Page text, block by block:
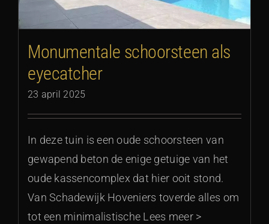
Monumentale schoorsteen als
eyecatcher
23 april 2025
In deze tuin is een oude schoorsteen van
gewapend beton de enige getuige van het
oude kassencomplex dat hier ooit stond.
Van Schadewijk Hoveniers toverde alles om
tot een minimalistische Lees meer >